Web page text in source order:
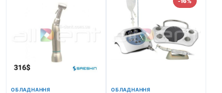
ОБЛАДНАННЯ ОБЛАДНАННЯ